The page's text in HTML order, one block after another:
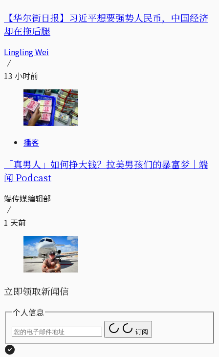
【华尔街日报】习近平想要强势人民币，中国经济
却在拖后腿
Lingling Wei
13 小时前
播客
「真男人」如何挣大钱？拉美男孩们的暴富梦｜端
闻 Podcast
端传媒编辑部
1 天前
立即领取新闻信
个人信息
订阅